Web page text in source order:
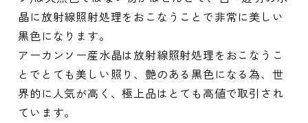
晶に放射線照射処理をおこなうことで非常に美しい
黒色になります。
アーカンソー産水晶は放射線照射処理をおこなうこ
とでとても美しい照り、艶のある黒色になる為、世
界的に人気が高く、極上品はとても高値で取引され
ています。